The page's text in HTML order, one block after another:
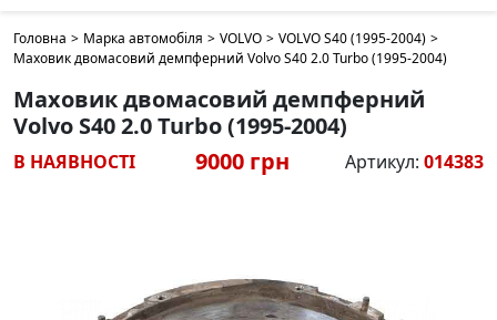
Головна > Марка автомобіля > VOLVO > VOLVO S40 (1995-2004) >
Маховик двомасовий демпферний Volvo S40 2.0 Turbo (1995-2004)
Маховик двомасовий демпферний
Volvo S40 2.0 Turbo (1995-2004)
В НАЯВНОСТІ 9000 грн Артикул: 014383